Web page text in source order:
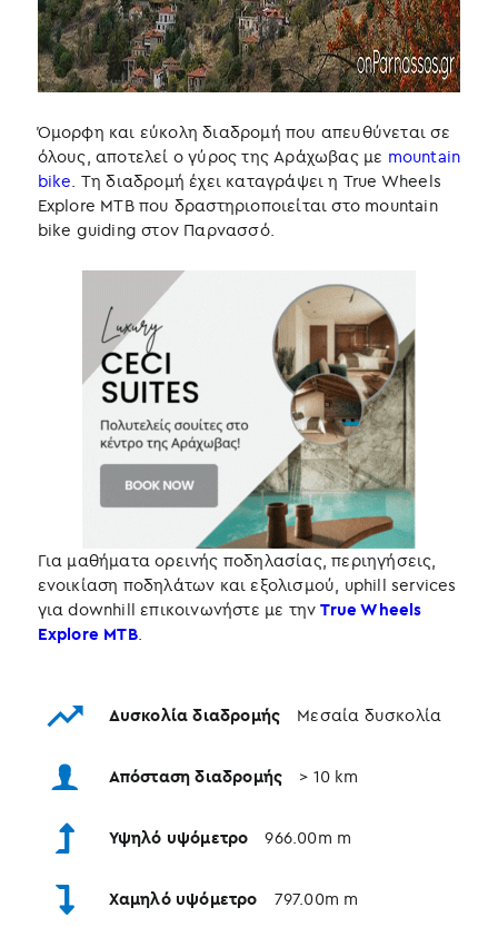
Δυσκολία διαδρομής Μεσαία δυσκολία
Απόσταση διαδρομής > 10 km
Υψηλό υψόμετρο 966.00m m
Χαμηλό υψόμετρο 797.00m m
Όμορφη και εύκολη διαδρομή που απευθύνεται σε
όλους, αποτελεί ο γύρος της Αράχωβας με mountain
bike . Τη διαδρομή έχει καταγράψει η True Wheels
Explore MTB που δραστηριοποιείται στο mountain
bike guiding στον Παρνασσό.
Για μαθήματα ορεινής ποδηλασίας, περιηγήσεις,
ενοικίαση ποδηλάτων και εξολισμού, uphill services
για downhill επικοινωνήστε με τηνTrue Wheels
Explore MTB.